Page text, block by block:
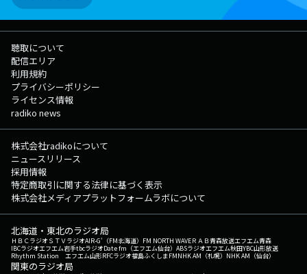
聴取について
配信エリア
利用規約
プライバシーポリシー
ライセンス情報
radiko news
株式会社radikoについて
ニュースリリース
採用情報
特定商取引に関する法律に基づく表示
株式会社メディアプラットフォームラボについて
北海道・東北のラジオ局
ＨＢＣラジオＳＴＶラジオAIR-G'（FM北海道） FM NORTH WAVEＲＡＢ青森放送エフエム青森
IBCラジオエフエム岩手tbcラジオDate fm（エフエム仙台） ABSラジオエフエム秋田YBC山形放送
Rhythm Station エフエム山形RFCラジオ福島ふくしまFMNHK AM（札幌） NHK AM（仙台）
関東のラジオ局